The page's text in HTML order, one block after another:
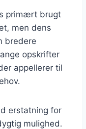
primært brugt
men dens
bredere
opskrifter
appellerer til
erstatning for
mulighed.